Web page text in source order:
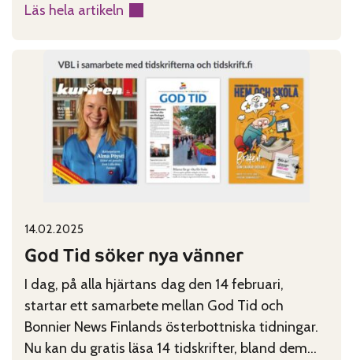
Läs hela artikeln
:
Resor
byter
skepnad
God
Published on:
14.02.2025
God Tid söker nya vänner
I dag, på alla hjärtans dag den 14 februari,
startar ett samarbete mellan God Tid och
Bonnier News Finlands österbottniska tidningar.
Nu kan du gratis läsa 14 tidskrifter, bland dem
Categories: